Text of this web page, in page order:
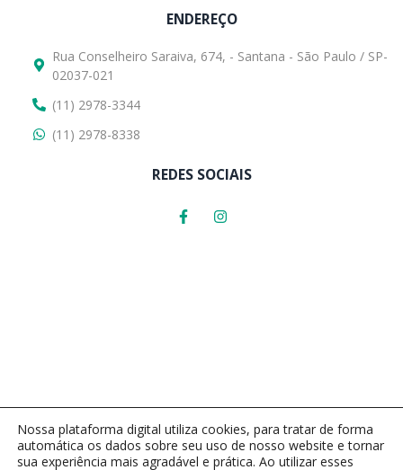
ENDEREÇO
Rua Conselheiro Saraiva, 674, - Santana - São Paulo / SP-
02037-021
(11) 2978-3344
(11) 2978-8338
REDES SOCIAIS
Nossa plataforma digital utiliza cookies, para tratar de forma
automática os dados sobre seu uso de nosso website e tornar
sua experiência mais agradável e prática. Ao utilizar esses